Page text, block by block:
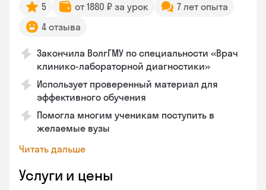
5 от 1880 ₽ за урок
7 лет опыта
4 отзыва
Закончила ВолгГМУ по специальности «Врач
клинико-лабораторной диагностики»
Использует проверенный материал для
эффективного обучения
Помогла многим ученикам поступить в
желаемые вузы
Читать дальше
Услуги и цены